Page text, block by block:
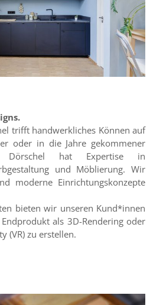
trifft handwerkliches Können auf
oder in die Jahre gekommener
Dörschel hat Expertise in
und Möblierung. Wir
moderne Einrichtungskonzepte
bieten wir unseren Kund*innen
als 3D-Rendering oder
(VR) zu erstellen.